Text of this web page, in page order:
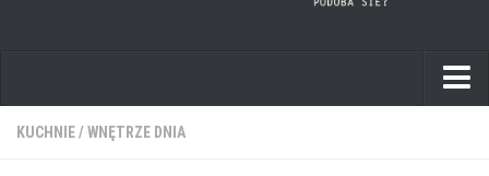
kuchnie
KUCHNIE/ WNĘTRZE DNIA